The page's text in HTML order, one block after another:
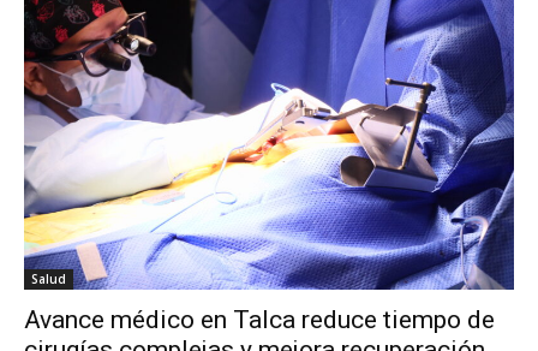
Salud
Avance médico en Talca reduce tiempo de